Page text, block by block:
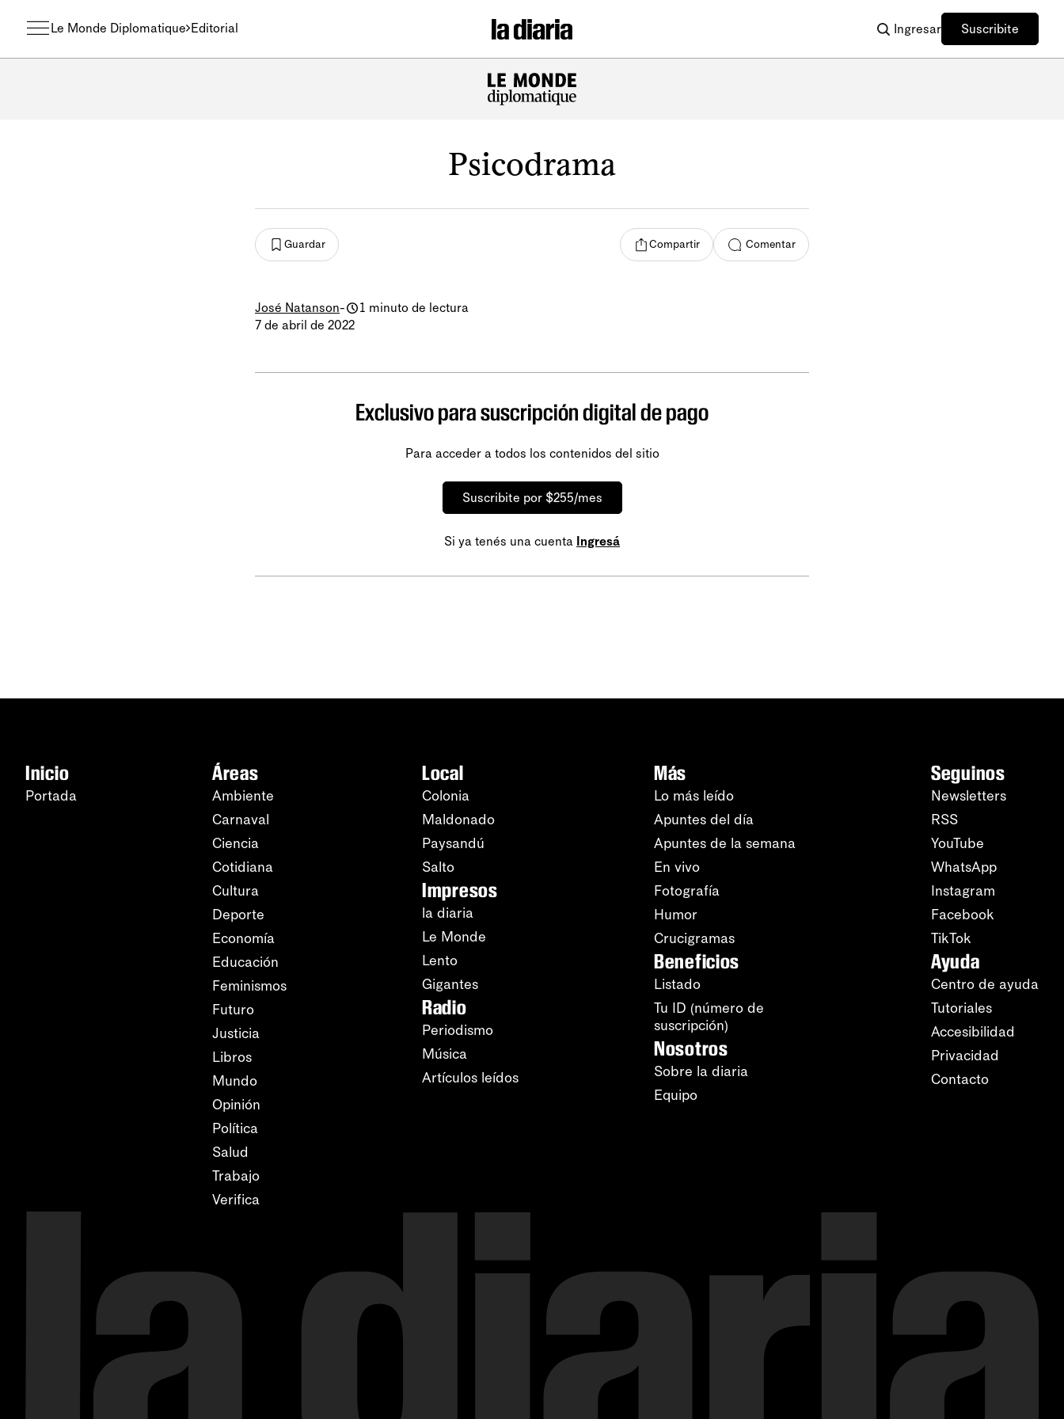
Le Monde Diplomatique Editorial Ingresar Suscribite
Psicodrama
Guardar Compartir Comentar
José Natanson-
1 minuto de lectura
7 de abril de 2022
Exclusivo para suscripción digital de pago
Para acceder a todos los contenidos del sitio
Suscribite por $255/mes
Si ya tenés una cuenta Ingresá
Inicio
Portada
Áreas
Ambiente
Carnaval
Ciencia
Cotidiana
Cultura
Deporte
Economía
Educación
Feminismos
Futuro
Justicia
Libros
Mundo
Opinión
Política
Salud
Trabajo
Verifica
Local
Colonia
Maldonado
Paysandú
Salto
Impresos
la diaria
Le Monde
Lento
Gigantes
Radio
Periodismo
Música
Artículos leídos
Más
Lo más leído
Apuntes del día
Apuntes de la semana
En vivo
Fotografía
Humor
Crucigramas
Beneficios
Listado
Tu ID (número de
suscripción)
Nosotros
Sobre la diaria
Equipo
Seguinos
Newsletters
RSS
YouTube
WhatsApp
Instagram
Facebook
TikTok
Ayuda
Centro de ayuda
Tutoriales
Accesibilidad
Privacidad
Contacto